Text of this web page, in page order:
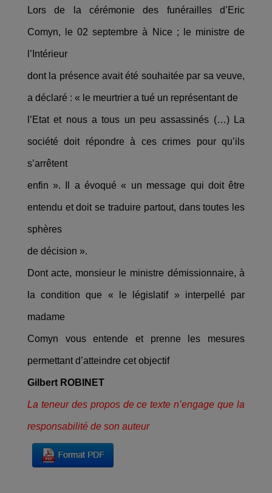
Lors de la cérémonie des funérailles d’Eric
Comyn, le 02 septembre à Nice ; le ministre de
l’Intérieur
dont la présence avait été souhaitée par sa veuve,
a déclaré : « le meurtrier a tué un représentant de
l’Etat et nous a tous un peu assassinés (…) La
société doit répondre à ces crimes pour qu’ils
s’arrêtent
enfin ». Il a évoqué « un message qui doit être
entendu et doit se traduire partout, dans toutes les
sphères
de décision ».
Dont acte, monsieur le ministre démissionnaire, à
la condition que « le législatif » interpellé par
madame
Comyn vous entende et prenne les mesures
permettant d’atteindre cet objectif
Gilbert ROBINET
La teneur des propos de ce texte n’engage que la
responsabilité de son auteur